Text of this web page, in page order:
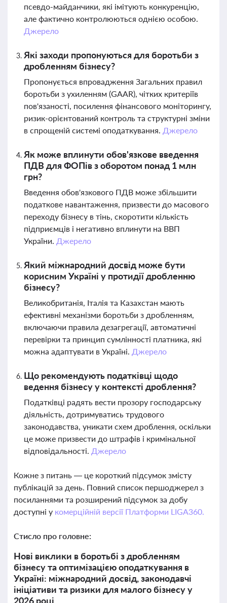
псевдо-майданчики, які імітують конкуренцію,
але фактично контролюються однією особою.
Джерело
Які заходи пропонуються для боротьби з
дробленням бізнесу?
Пропонується впровадження Загальних правил
боротьби з ухиленням (GAAR), чітких критеріїв
пов'язаності, посилення фінансового моніторингу,
ризик-орієнтований контроль та структурні зміни
в спрощеній системі оподаткування. Джерело
Як може вплинути обов'язкове введення
ПДВ для ФОПів з оборотом понад 1 млн
грн?
Введення обов'язкового ПДВ може збільшити
податкове навантаження, призвести до масового
переходу бізнесу в тінь, скоротити кількість
підприємців і негативно вплинути на ВВП
України. Джерело
Який міжнародний досвід може бути
корисним Україні у протидії дробленню
бізнесу?
Великобританія, Італія та Казахстан мають
ефективні механізми боротьби з дробленням,
включаючи правила дезагрегації, автоматичні
перевірки та принцип сумлінності платника, які
можна адаптувати в Україні. Джерело
Що рекомендують податківці щодо
ведення бізнесу у контексті дроблення?
Податківці радять вести прозору господарську
діяльність, дотримуватись трудового
законодавства, уникати схем дроблення, оскільки
це може призвести до штрафів і кримінальної
відповідальності. Джерело
Кожне з питань — це короткий підсумок змісту
публікацій за день. Повний список першоджерел з
посиланнями та розширений підсумок за добу
доступні у комерційній версії Платформи LIGA360.
Стисло про головне:
Нові виклики в боротьбі з дробленням
бізнесу та оптимізацією оподаткування в
Україні: міжнародний досвід, законодавчі
ініціативи та ризики для малого бізнесу у
2026 році